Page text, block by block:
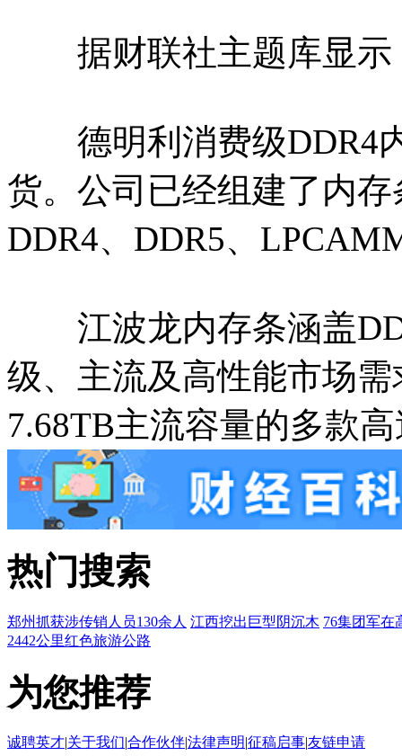
据财联社主题库显示
德明利消费级DDR4
货。公司已经组建了内
DDR4、DDR5、
江波龙内存条涵盖
级、主流及高性能市场
7.68TB主流容量的多款
热门搜索
郑州抓获涉传销人员130余人 江西挖出巨型阴沉木 76集团军在
2442公里红色旅游公路
为您推荐
诚聘英才|关于我们|合作伙伴|法律声明|征稿启事|友链申请